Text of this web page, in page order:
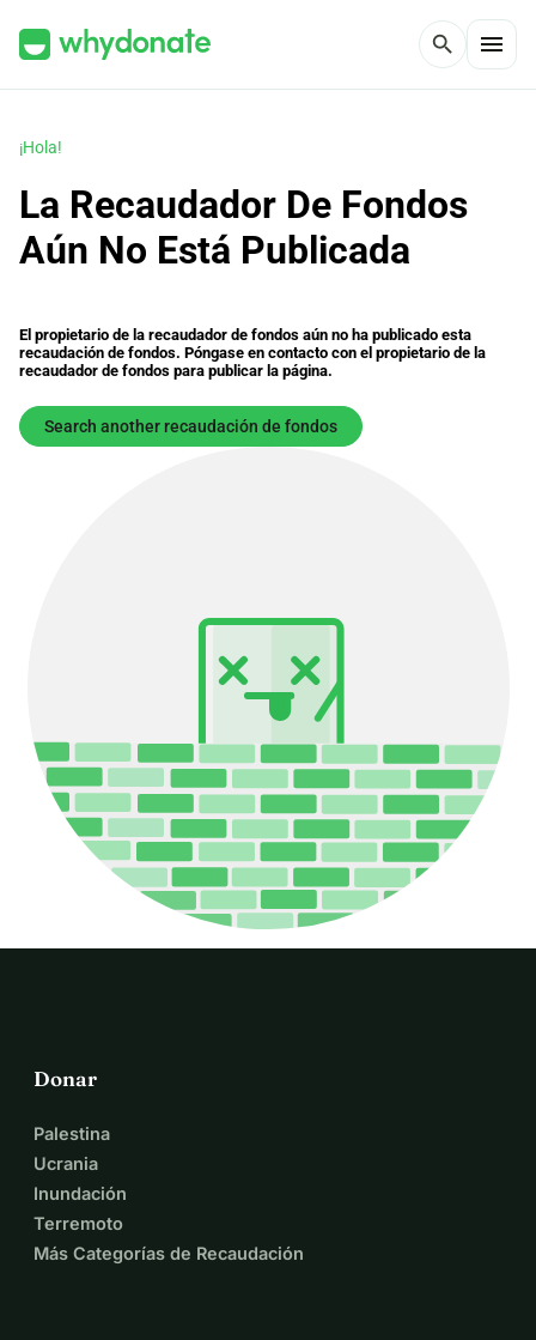
search menu
¡Hola!
La Recaudador De Fondos
Aún No Está Publicada
El propietario de la recaudador de fondos aún no ha publicado esta
recaudación de fondos. Póngase en contacto con el propietario de la
recaudador de fondos para publicar la página.
Search another recaudación de fondos
Donar
Palestina
Ucrania
Inundación
Terremoto
Más Categorías de Recaudación